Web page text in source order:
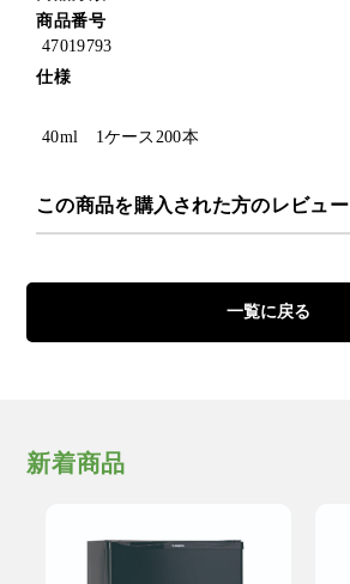
商品番号
47019793
仕様
40ml 1ケース200本
この商品を購入された方のレビュー
一覧に戻る
新着商品